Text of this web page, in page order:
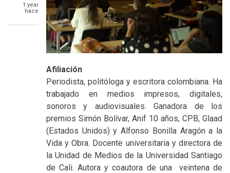
1 year
hace
Afiliación
Periodista, politóloga y escritora colombiana. Ha
trabajado en medios impresos, digitales,
sonoros y audiovisuales. Ganadora de los
premios Simón Bolívar, Anif 10 años, CPB, Glaad
(Estados Unidos) y Alfonso Bonilla Aragón a la
Vida y Obra. Docente universitaria y directora de
la Unidad de Medios de la Universidad Santiago
de Cali. Autora y coautora de una veintena de